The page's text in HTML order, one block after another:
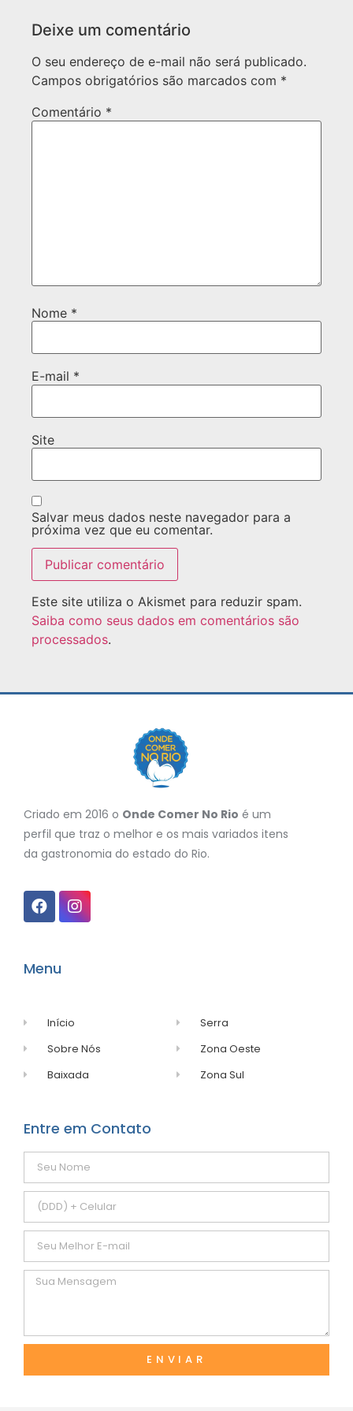
Deixe um comentário
O seu endereço de e-mail não será publicado.
Campos obrigatórios são marcados com *
Comentário *
Nome *
E-mail *
Site
Salvar meus dados neste navegador para a
próxima vez que eu comentar.
Este site utiliza o Akismet para reduzir spam.
Saiba como seus dados em comentários são
processados.
Criado em 2016 o Onde Comer No Rio é um
perfil que traz o melhor e os mais variados itens
da gastronomia do estado do Rio.
Menu
Início
Sobre Nós
Baixada
Serra
Zona Oeste
Zona Sul
Entre em Contato
ENVIAR